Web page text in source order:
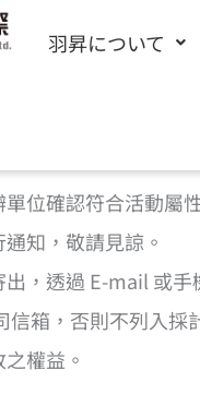
羽昇について
位確認符合活動屬
知，敬請見諒。
，透過 E-mail 或
箱，否則不列入採
權益。